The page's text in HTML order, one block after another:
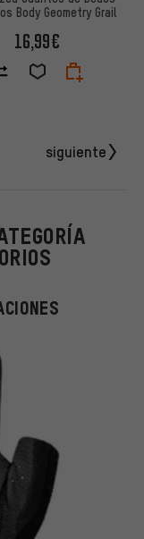
Body Geometry Grail
16,99€
siguiente